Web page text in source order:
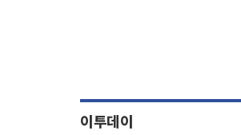
이투데이